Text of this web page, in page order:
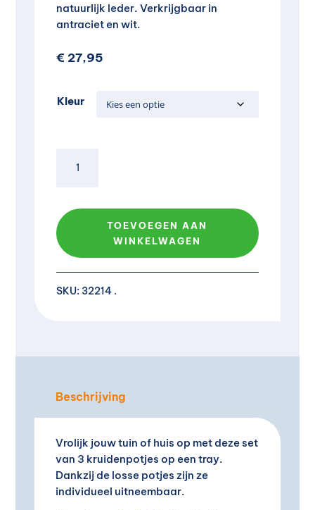
natuurlijk leder. Verkrijgbaar in
antraciet en wit.
€ 27,95
Kleur
TOEVOEGEN AAN
WINKELWAGEN
t
i
:
SKU: 32214
Beschrijving
Vrolijk jouw tuin of huis op met deze set
van 3 kruidenpotjes op een tray.
Dankzij de losse potjes zijn ze
individueel uitneembaar.